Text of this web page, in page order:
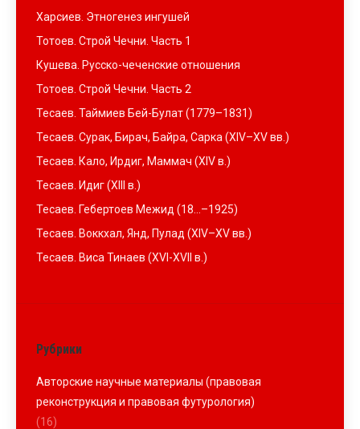
Харсиев. Этногенез ингушей
Тотоев. Строй Чечни. Часть 1
Кушева. Русско-чеченские отношения
Тотоев. Строй Чечни. Часть 2
Тесаев. Таймиев Бей-Булат (1779–1831)
Тесаев. Сурак, Бирач, Байра, Сарка (XIV–XV вв.)
Тесаев. Кало, Ирдиг, Маммач (XIV в.)
Тесаев. Идиг (XIII в.)
Тесаев. Гебертоев Межид (18…–1925)
Тесаев. Воккхал, Янд, Пулад (XIV–XV вв.)
Тесаев. Виса Тинаев (XVI-XVII в.)
Рубрики
Авторские научные материалы (правовая
реконструкция и правовая футурология)
(16)